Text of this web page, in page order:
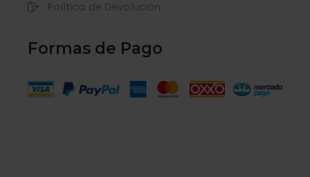
Política de Devolución
Formas de Pago